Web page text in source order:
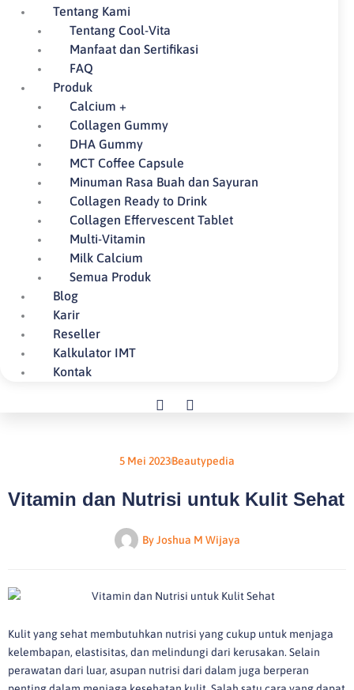
Tentang Kami
Tentang Cool-Vita
Manfaat dan Sertifikasi
FAQ
Produk
Calcium +
Collagen Gummy
DHA Gummy
MCT Coffee Capsule
Minuman Rasa Buah dan Sayuran
Collagen Ready to Drink
Collagen Effervescent Tablet
Multi-Vitamin
Milk Calcium
Semua Produk
Blog
Karir
Reseller
Kalkulator IMT
Kontak
5 Mei 2023Beautypedia
Vitamin dan Nutrisi untuk Kulit Sehat
ByJoshua M Wijaya
Kulit yang sehat membutuhkan nutrisi yang cukup untuk menjaga
kelembapan, elastisitas, dan melindungi dari kerusakan. Selain
perawatan dari luar, asupan nutrisi dari dalam juga berperan